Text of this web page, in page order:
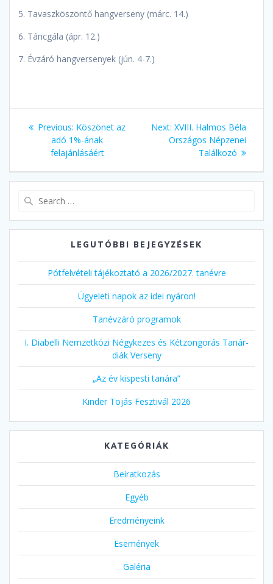
5. Tavaszköszöntő hangverseny (márc. 14.)
6. Táncgála (ápr. 12.)
7. Évzáró hangversenyek (jún. 4-7.)
Bejegyzés
navigáció
Previous: Previous
post:
Köszönet az
adó 1%-ának
felajánlásáért
Next: Next
post:
XVIII. Halmos Béla
Országos Népzenei
Találkozó
LEGUTÓBBI BEJEGYZÉSEK
Pótfelvételi tájékoztató a 2026/2027. tanévre
Ügyeleti napok az idei nyáron!
Tanévzáró programok
I. Diabelli Nemzetközi Négykezes és Kétzongorás Tanár-
diák Verseny
„Az év kispesti tanára”
Kinder Tojás Fesztivál 2026
KATEGÓRIÁK
Beiratkozás
Egyéb
Eredményeink
Események
Galéria